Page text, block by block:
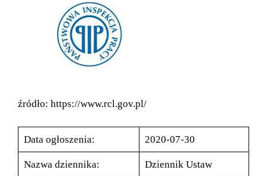
źródło: https://www.rcl.gov.pl/
Data ogłoszenia: 2020-07-30
Nazwa dziennika: Dziennik Ustaw